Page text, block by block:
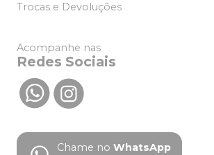
Trocas e Devoluções
Acompanhe nas
Redes Sociais
Chame no WhatsApp